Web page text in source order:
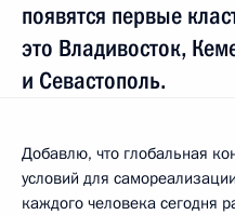
появятся первые
это Владивосток,
и Севастополь.
Добавлю, что глобальная
условий для
каждого человека сегодня